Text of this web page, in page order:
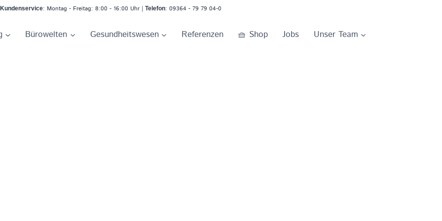
Kundenservice: Montag - Freitag: 8:00 - 16:00 Uhr | Telefon: 09364 - 79 79 04-0
Bürowelten Gesundheitswesen Referenzen 🧺 Shop Jobs Unser Team